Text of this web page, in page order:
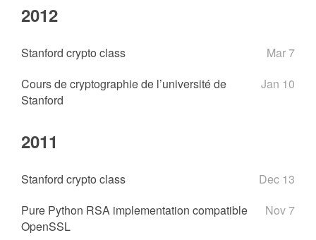
2012
Stanford crypto class
Mar 7
Cours de cryptographie de l’université de
Stanford
Jan 10
2011
Stanford crypto class
Dec 13
Pure Python RSA implementation compatible
OpenSSL
Nov 7